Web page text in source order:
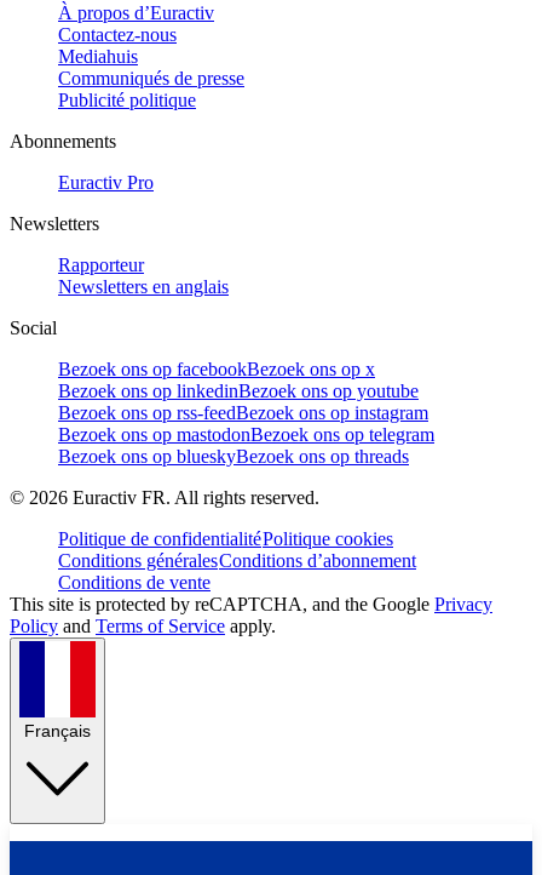
À propos d’Euractiv
Contactez-nous
Mediahuis
Communiqués de presse
Publicité politique
Abonnements
Euractiv Pro
Newsletters
Rapporteur
Newsletters en anglais
Social
Bezoek ons op facebookBezoek ons op x
Bezoek ons op linkedinBezoek ons op youtube
Bezoek ons op rss-feedBezoek ons op instagram
Bezoek ons op mastodonBezoek ons op telegram
Bezoek ons op blueskyBezoek ons op threads
© 2026 Euractiv FR. All rights reserved.
Politique de confidentialitéPolitique cookies
Conditions généralesConditions d’abonnement
Conditions de vente
This site is protected by reCAPTCHA, and the Google Privacy
Policy and Terms of Service apply.
Français